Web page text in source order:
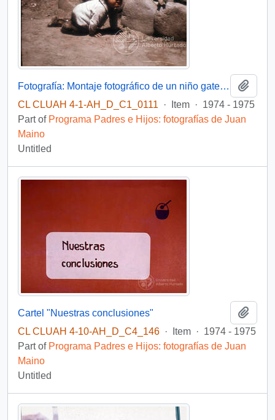
Fotografía: Montaje fotográfico de un niño gateando y uno caminando
CL CLUAH 4-1-AH_D_C1_0111
· Item · 1974 - 1975
Part of Programa Padres e Hijos: fotografías de Juan
Maino
Untitled
Cartel "Nuestras conclusiones"
CL CLUAH 4-10-AH_D_C4_146 · Item · 1974 - 1975
Part of Programa Padres e Hijos: fotografías de Juan
Maino
Untitled